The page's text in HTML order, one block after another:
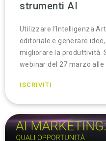
strumenti AI
Utilizzare l’Intelligenza
editoriale e generare
migliorare la produttività.
webinar del 27 marzo alle
ISCRIVITI